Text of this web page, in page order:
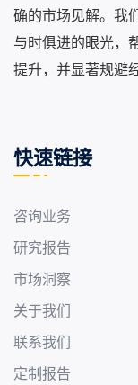
确的市场见解。我
与时俱进的眼光，
提升，并显著规避
快速链接
咨询业务
研究报告
市场洞察
关于我们
联系我们
定制报告